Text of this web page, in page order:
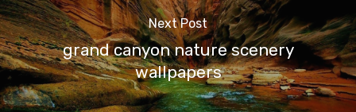
Next Post
grand canyon nature scenery
wallpapers